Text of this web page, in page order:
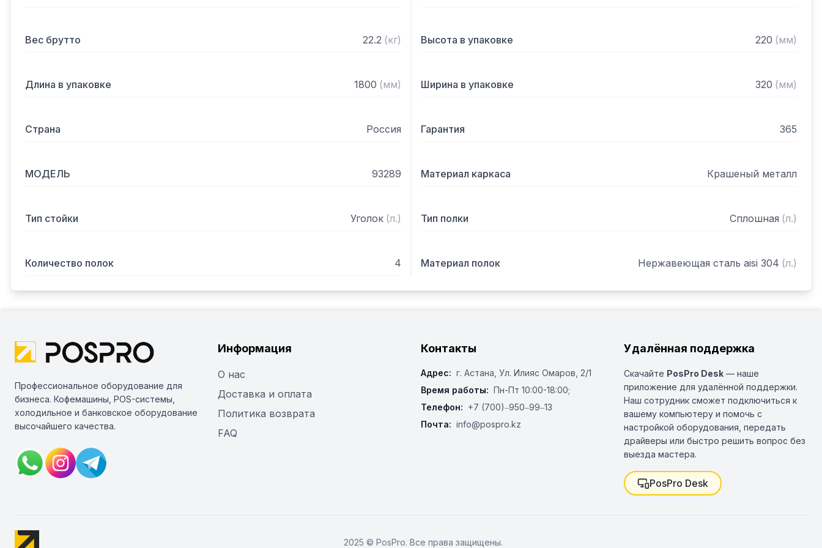
Вес брутто 22.2 (кг) Высота в упаковке 220 (мм)
Длина в упаковке 1800 (мм) Ширина в упаковке 320 (мм)
Страна Россия Гарантия 365
МОДЕЛЬ 93289 Материал каркаса Крашеный металл
Тип стойки Уголок (л.) Тип полки Сплошная (л.)
Количество полок 4 Материал полок Нержавеющая сталь aisi 304 (л.)
Профессиональное оборудование для
бизнеса. Кофемашины, POS-системы,
холодильное и банковское оборудование
высочайшего качества.
Информация
О нас
Доставка и оплата
Политика возврата
FAQ
Контакты
Адрес: г. Астана, ​Ул. Илияс Омаров, 2/1
Время работы: Пн-Пт 10:00-18:00;
Телефон: +7 (700)‒950‒99‒13
Почта: info@pospro.kz
Удалённая поддержка
Скачайте PosPro Desk — наше
приложение для удалённой поддержки.
Наш сотрудник сможет подключиться к
вашему компьютеру и помочь с
настройкой оборудования, передать
драйверы или быстро решить вопрос без
выезда мастера.
PosPro Desk
2025 © PosPro. Все права защищены.